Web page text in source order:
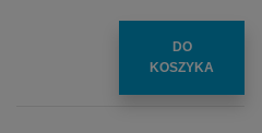
DO
KOSZYKA